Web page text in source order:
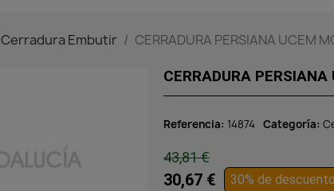
Cerradura Embutir CERRADURA PERSIANA UCEM
CERRADURA
Referencia 14874 Categoría
43,81 €
30,67 € 30% de descuento